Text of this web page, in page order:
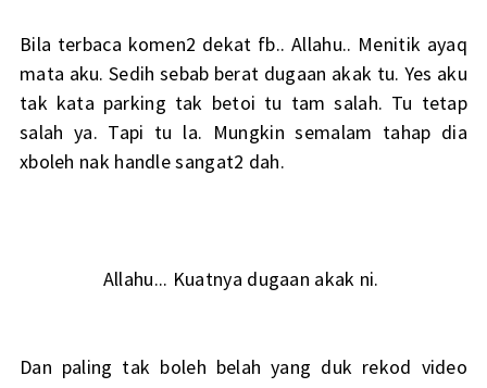
Bila terbaca komen2 dekat fb.. Allahu.. Menitik ayaq
mata aku. Sedih sebab berat dugaan akak tu. Yes aku
tak kata parking tak betoi tu tam salah. Tu tetap
salah ya. Tapi tu la. Mungkin semalam tahap dia
xboleh nak handle sangat2 dah.
Allahu... Kuatnya dugaan akak ni.
Dan paling tak boleh belah yang duk rekod video